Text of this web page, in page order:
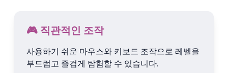
🎮 직관적인 조작
사용하기 쉬운 마우스와 키보드 조작으로 레벨을
부드럽고 즐겁게 탐험할 수 있습니다.